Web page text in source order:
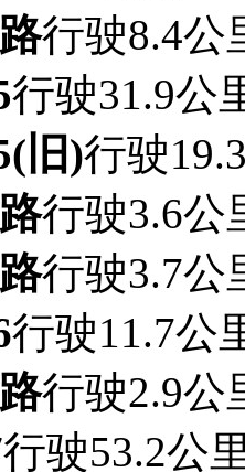
行驶8.4公
行驶31.9公
旧)行驶
行驶3.6公
行驶3.7公
行驶11.7公
行驶2.9公
行驶53.2公